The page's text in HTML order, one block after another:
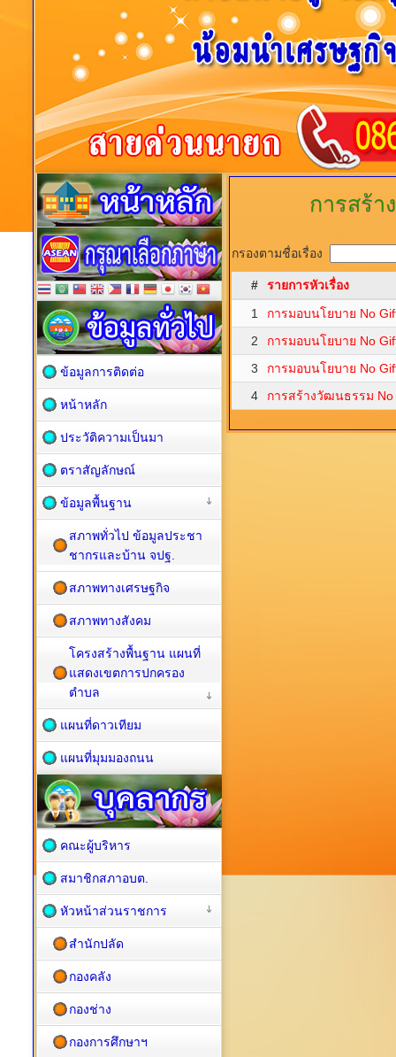
การสร้
กรองตามชื่อเรื่อง
#
รายการหัวเรื่อง
1
การมอบนโยบาย No
2
การมอบนโยบาย No
3
การมอบนโยบาย No
4
การสร้างวัฒนธรรม No
ข้อมูลการติดต่อ
หน้าหลัก
ประวัติความเป็นมา
ตราสัญลักษณ์
ข้อมูลพื้นฐาน
สภาพทั่วไป ข้อมูลประชา
ชากรและบ้าน จปฐ.
สภาพทางเศรษฐกิจ
สภาพทางสังคม
โครงสร้างพื้นฐาน แผนที่
แสดงเขตการปกครอง
ตำบล
แผนที่ดาวเทียม
แผนที่มุมมองถนน
คณะผู้บริหาร
สมาชิกสภาอบต.
หัวหน้าส่วนราชการ
สำนักปลัด
กองคลัง
กองช่าง
กองการศึกษาฯ